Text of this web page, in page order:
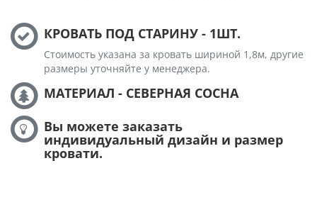
КРОВАТЬ ПОД СТАРИНУ - 1ШТ.
Стоимость указана за кровать шириной 1,8м, другие
размеры уточняйте у менеджера.
МАТЕРИАЛ - СЕВЕРНАЯ СОСНА
Вы можете заказать
индивидуальный дизайн и размер
кровати.